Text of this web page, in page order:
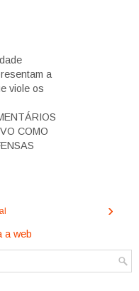
a
viole os
COMO
›
a web